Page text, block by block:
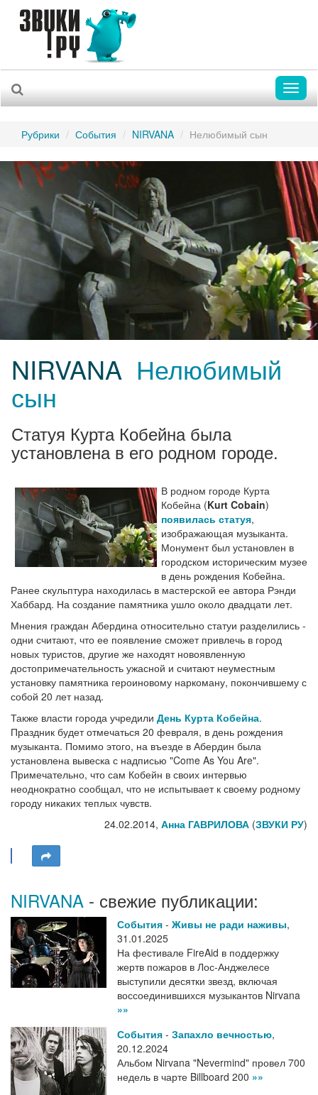
Рубрики События NIRVANA Нелюбимый сын
NIRVANA Нелюбимый
сын
Статуя Курта Кобейна была
установлена в его родном городе.
В родном городе Курта
Кобейна (Kurt Cobain)
появилась статуя,
изображающая музыканта.
Монумент был установлен в
городском историческим музее
в день рождения Кобейна.
Ранее скульптура находилась в мастерской ее автора Рэнди
Хаббард. На создание памятника ушло около двадцати лет.
Мнения граждан Абердина относительно статуи разделились -
одни считают, что ее появление сможет привлечь в город
новых туристов, другие же находят новоявленную
достопримечательность ужасной и считают неуместным
установку памятника героиновому наркоману, покончившему с
собой 20 лет назад.
Также власти города учредили День Курта Кобейна.
Праздник будет отмечаться 20 февраля, в день рождения
музыканта. Помимо этого, на въезде в Абердин была
установлена вывеска с надписью "Come As You Are".
Примечательно, что сам Кобейн в своих интервью
неоднократно сообщал, что не испытывает к своему родному
городу никаких теплых чувств.
24.02.2014, Анна ГАВРИЛОВА (ЗВУКИ РУ)
NIRVANA - свежие публикации:
События - Живы не ради наживы,
31.01.2025
На фестивале FireAid в поддержку
жертв пожаров в Лос-Анджелесе
выступили десятки звезд, включая
воссоединившихся музыкантов Nirvana
»»
События - Запахло вечностью,
20.12.2024
Альбом Nirvana "Nevermind" провел 700
недель в чарте Billboard 200 »»